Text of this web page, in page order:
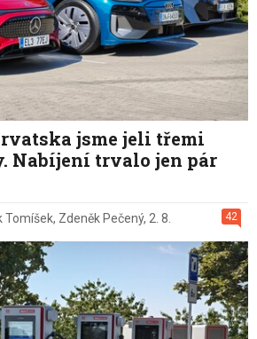
jsme jeli třemi
Nabíjení trvalo jen pár
42
Tomíšek, Zdeněk Pečený, 2. 8.